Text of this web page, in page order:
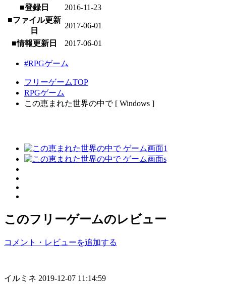
■登録日
2016-11-23
■ファイル更新
日
2017-06-01
■情報更新日 2017-06-01
#RPGゲーム
フリーゲームTOP
RPGゲーム
この恵まれた世界の中で [ Windows ]
このフリーゲームのレビュー
コメント・レビューを追加する
イルミネ 2019-12-07 11:14:59